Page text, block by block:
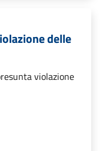
delle
violazione